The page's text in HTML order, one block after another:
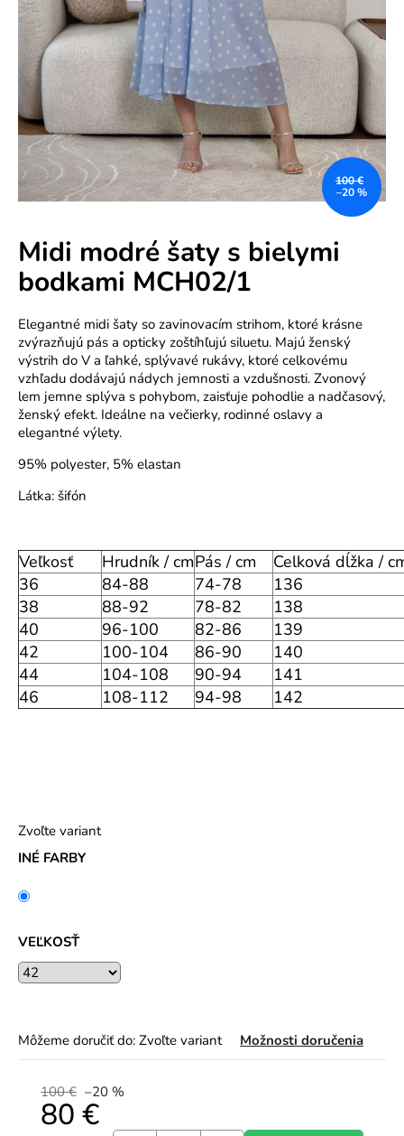
Midi modré šaty s bielymi
bodkami MCH02/1
Elegantné midi šaty so zavinovacím strihom, ktoré krásne
zvýrazňujú pás a opticky zoštíhľujú siluetu. Majú ženský
výstrih do V a ľahké, splývavé rukávy, ktoré celkovému
vzhľadu dodávajú nádych jemnosti a vzdušnosti. Zvonový
lem jemne splýva s pohybom, zaisťuje pohodlie a nadčasový,
ženský efekt. Ideálne na večierky, rodinné oslavy a
elegantné výlety.
95% polyester, 5% elastan
Látka: šifón
Veľkosť Hrudník / cmPás / cm
Celková dĺžka /
36
84-88 74-78
136
38
88-92 78-82
138
40
96-100 82-86
139
42
100-104 86-90
140
44
104-108 90-94
141
46
108-112 94-98 142
INÉ FARBY
VEĽKOSŤ
Môžeme doručiť do: Zvoľte variant Možnosti doručenia
Zvoľte variant
100 € –20 %
80 €
100 €
–20 %
e
n
á
j
s
ť
?
HĽADAŤ
O
d
p
o
r
ú
a